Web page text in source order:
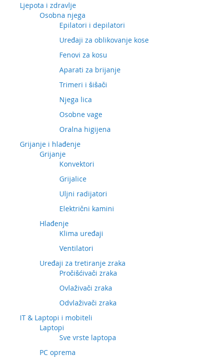
Ljepota i zdravlje
Osobna njega
Epilatori i depilatori
Uređaji za oblikovanje kose
Fenovi za kosu
Aparati za brijanje
Trimeri i šišači
Njega lica
Osobne vage
Oralna higijena
Grijanje i hlađenje
Grijanje
Konvektori
Grijalice
Uljni radijatori
Električni kamini
Hlađenje
Klima uređaji
Ventilatori
Uređaji za tretiranje zraka
Pročišćivači zraka
Ovlaživači zraka
Odvlaživači zraka
IT & Laptopi i mobiteli
Laptopi
Sve vrste laptopa
PC oprema